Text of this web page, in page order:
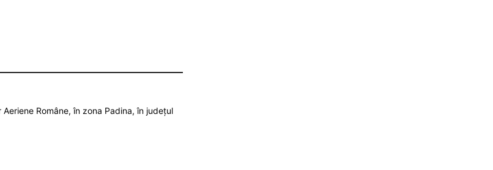
Române, în zona Padina, în județul